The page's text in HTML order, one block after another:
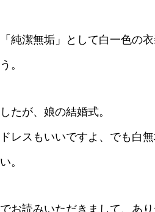
「純潔無垢」として白一色の
。
たが、娘の結婚式。
レスもいいですよ、でも白無
。
お読みいただきまして、あり